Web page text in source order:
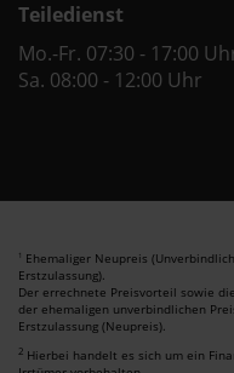
Teiledienst
Mo.-Fr. 07:30 - 17:00
Sa. 08:00 - 12:00 Uhr
1 Ehemaliger Neupreis
Erstzulassung).
Der errechnete Preisvorteil sowie
der ehemaligen unverbindlichen
Erstzulassung (Neupreis).
2 Hierbei handelt es sich um ein